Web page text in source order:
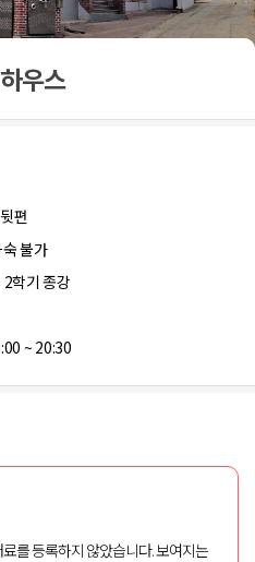
우스
편
불가
학기 종강
~ 20:30
를 등록하지 않았습니다. 보여지는